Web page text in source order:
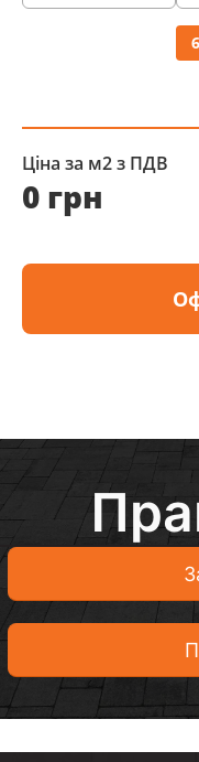
Ціна за м2 з ПДВ
0 грн